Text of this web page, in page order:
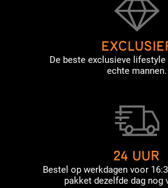
De beste exclusieve
echte mannen.
24 UUR
Bestel op werkdagen voor
pakket dezelfde dag nog